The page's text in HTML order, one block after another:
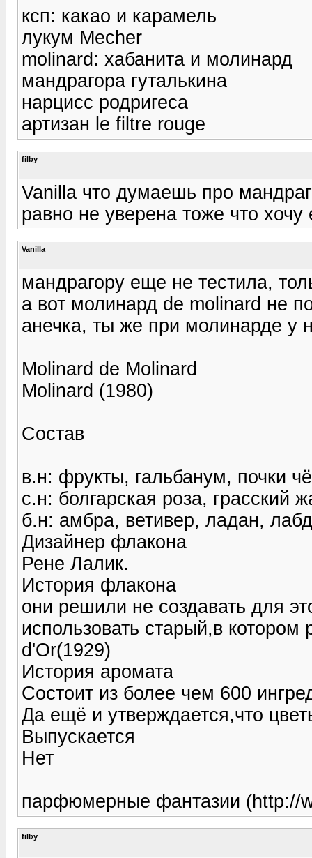
ксп: какао и карамель
лукум Mecher
molinard: хабанита и молинард
мандрагора гуталькина
нарцисс родригеса
артизан le filtre rouge
filby
Vanilla что думаешь про
равно не уверена тоже что хочу
Vanilla
мандрагору еще не тестила,
а вот молинард de molinard не
анечка, ты же при молинарде у
Molinard de Molinard
Molinard (1980)
Состав
в.н: фрукты, гальбанум, почки
с.н: болгарская роза, грасский
б.н: амбра, ветивер, ладан,
Дизайнер флакона
Рене Лалик.
История флакона
они решили не создавать для
использовать старый,в
d'Or(1929)
История аромата
Состоит из более чем 600
Да ещё и утверждается,что
Выпускается
Нет
парфюмерные фантазии (http://
filby